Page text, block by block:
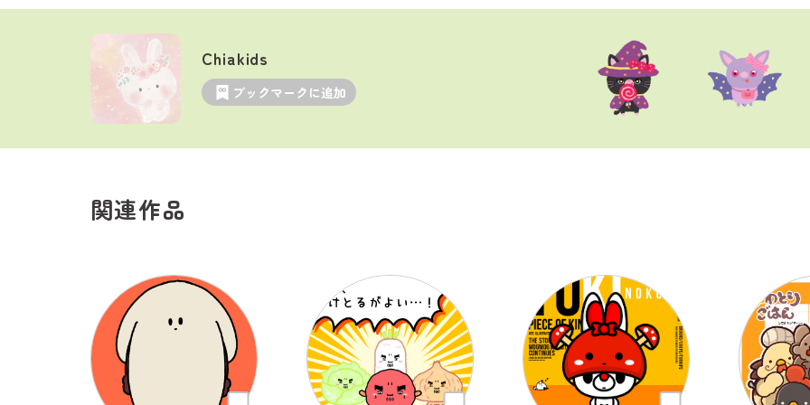
Chiakids
ブックマークに追加
関連作品